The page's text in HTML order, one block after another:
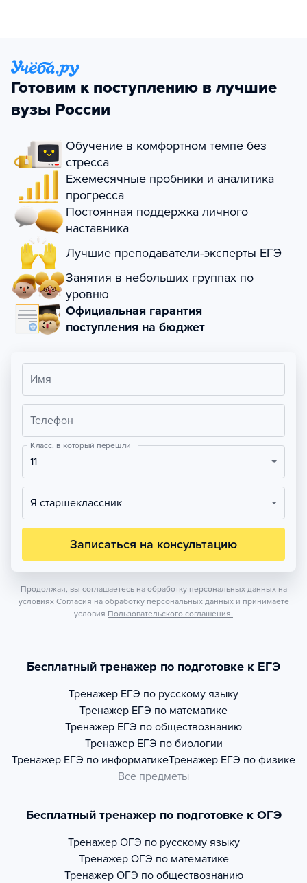
Готовим к поступлению в лучшие
вузы России
Обучение в комфортном темпе без
стресса
Ежемесячные пробники и аналитика
прогресса
Постоянная поддержка личного
наставника
Лучшие преподаватели-эксперты ЕГЭ
Занятия в небольших группах по
уровню
Официальная гарантия
поступления на бюджет
Имя
Телефон
Класс, в который перешли
11
Я старшеклассник
Записаться на консультацию
Продолжая, вы соглашаетесь на обработку персональных данных на
условиях Согласия на обработку персональных данных и принимаете
условия Пользовательского соглашения.
Бесплатный тренажер по подготовке к ЕГЭ
Тренажер ЕГЭ по русскому языку
Тренажер ЕГЭ по математике
Тренажер ЕГЭ по обществознанию
Тренажер ЕГЭ по биологии
Тренажер ЕГЭ по информатикеТренажер ЕГЭ по физике
Все предметы
Бесплатный тренажер по подготовке к ОГЭ
Тренажер ОГЭ по русскому языку
Тренажер ОГЭ по математике
Тренажер ОГЭ по обществознанию